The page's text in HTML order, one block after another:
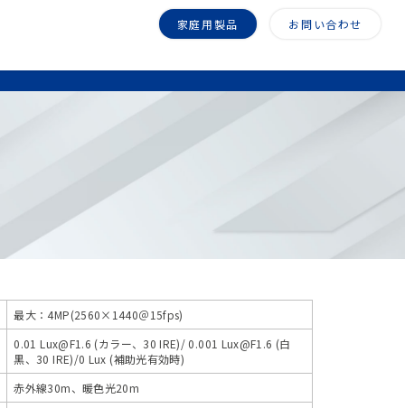
家庭用製品 お問い合わせ
最大：4MP(2560×1440＠15fps)
0.01 Lux@F1.6 (カラー、30 IRE)/ 0.001 Lux@F1.6 (白
黒、30 IRE)/0 Lux (補助光有効時)
赤外線30m、暖色光20m